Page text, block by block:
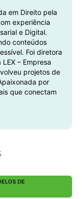
em Direito pela
experiência
e Digital.
conteúdos
Foi diretora
– Empresa
projetos de
por
que conectam
DE